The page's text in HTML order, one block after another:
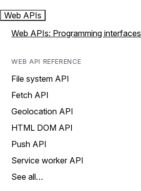
Web APIs
Web APIs: Programming interfaces
WEB API REFERENCE
File system API
Fetch API
Geolocation API
HTML DOM API
Push API
Service worker API
See all…